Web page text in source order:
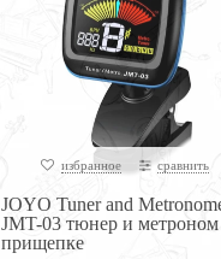
избранное сравнить
JOYO Tuner and
JMT-03 тюнер и метроном
прищепке